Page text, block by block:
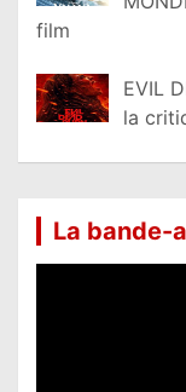
film
EVIL
la
La bande-